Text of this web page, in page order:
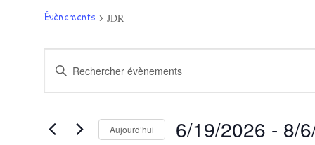
Évènements JDR
Évènements
Recherche
navigation
de
Évènements
Saisir
mot-
par
mot-
Aujourd’hui 6/19/2026 - 8/